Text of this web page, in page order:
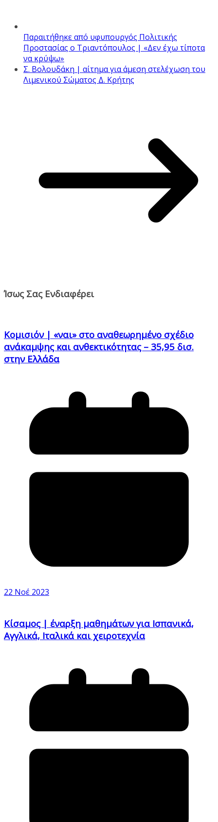
Παραιτήθηκε από υφυπουργός Πολιτικής
Προστασίας ο Τριαντόπουλος | «Δεν έχω τίποτα
να κρύψω»
Σ. Βολουδάκη | αίτημα για άμεση στελέχωση του
Λιμενικού Σώματος Δ. Κρήτης
Ίσως Σας Ενδιαφέρει
Κομισιόν | «ναι» στο αναθεωρημένο σχέδιο
ανάκαμψης και ανθεκτικότητας – 35,95 δισ.
στην Ελλάδα
22 Νοέ 2023
Κίσαμος | έναρξη μαθημάτων για Ισπανικά,
Αγγλικά, Ιταλικά και χειροτεχνία